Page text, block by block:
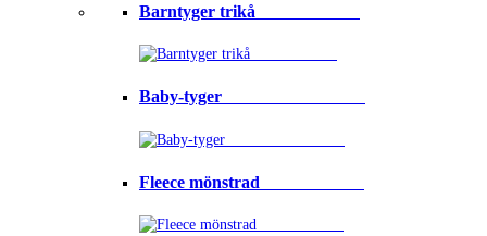
Barntyger trikå⠀⠀⠀⠀⠀⠀⠀⠀
Baby-tyger⠀⠀⠀⠀⠀⠀⠀⠀⠀⠀⠀
Fleece mönstrad⠀⠀⠀⠀⠀⠀⠀⠀